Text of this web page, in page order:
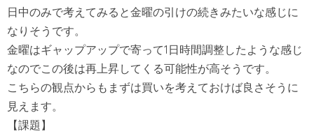
日中のみで考えてみると金曜の引けの続きみたいな感じに
なりそうです。
金曜はギャップアップで寄って1日時間調整したような感じ
なのでこの後は再上昇してくる可能性が高そうです。
こちらの観点からもまずは買いを考えておけば良さそうに
見えます。
【課題】